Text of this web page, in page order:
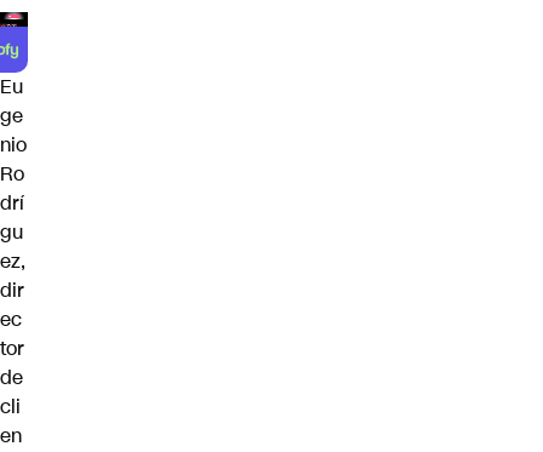
Eu
ge
nio
Ro
drí
gu
ez,
dir
ec
tor
de
cli
en